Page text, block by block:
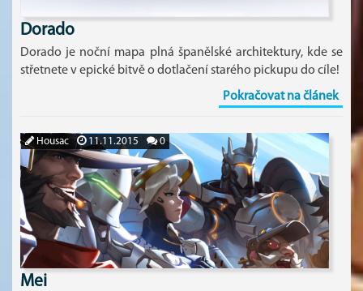
Dorado
Dorado je noční mapa plná španělské architektury, kde se
střetnete v epické bitvě o dotlačení starého pickupu do cíle!
Pokračovat na článek
Housac 11.11.2015 0
Mei